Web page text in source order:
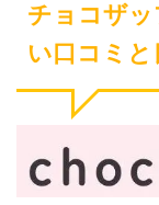
チョコザ
い口コミと